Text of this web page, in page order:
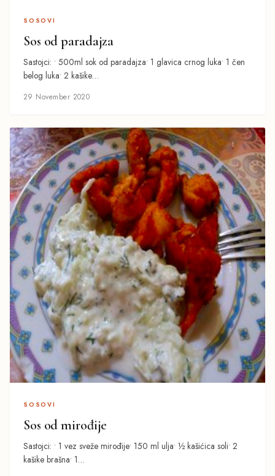
SOSOVI
Sos od paradajza
Sastojci: • 500ml sok od paradajza• 1 glavica crnog luka• 1 čen
belog luka• 2 kašike…
29 November 2020
SOSOVI
Sos od mirođije
Sastojci: • 1 vez sveže mirođije• 150 ml ulja• ½ kašićica soli• 2
kašike brašna• 1…